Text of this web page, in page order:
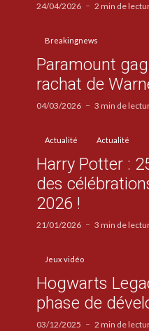
24/04/2026 2 min de
Breakingnews
Paramount
rachat de
04/03/2026 3 min de
Actualité Actualité
Harry Potter :
des
2026 !
21/01/2026 3 min de
Jeux vidéo
Hogwarts
phase de
03/12/2025 2 min de